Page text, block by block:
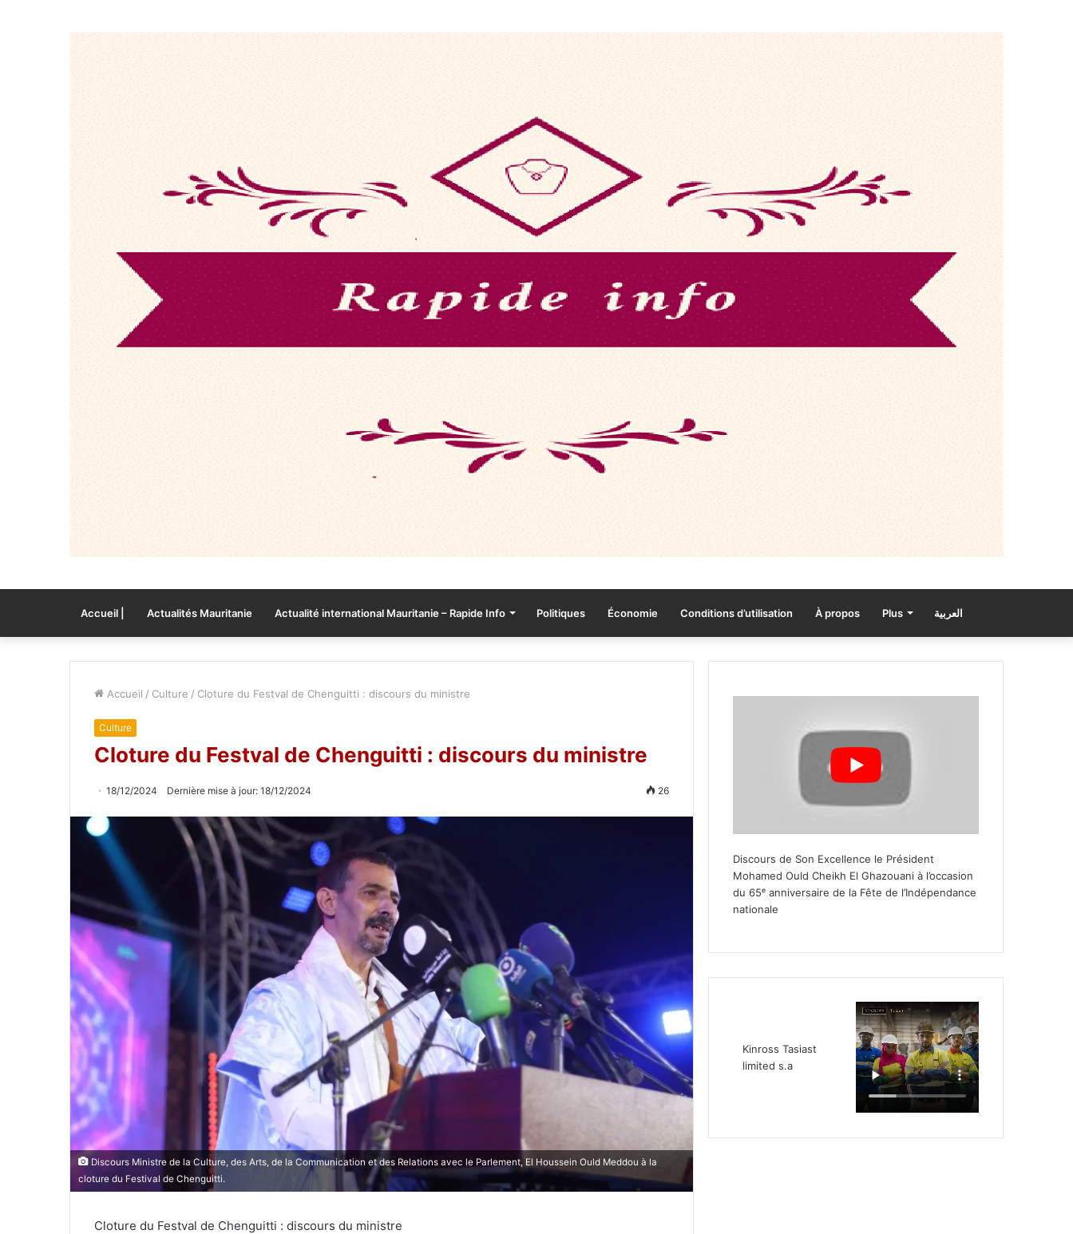
Accueil | Actualités Mauritanie Actualité international Mauritanie – Rapide Info Politiques Économie Conditions d’utilisation À propos Plus العربية
Accueil / Culture / Cloture du Festval de Chenguitti : discours du ministre
Culture
Cloture du Festval de Chenguitti : discours du ministre
18/12/2024 Dernière mise à jour: 18/12/2024 26
Discours Ministre de la Culture, des Arts, de la Communication et des Relations avec le Parlement, El Houssein Ould Meddou à la
cloture du Festival de Chenguitti.
Cloture du Festval de Chenguitti : discours du ministre
Discours de Son Excellence le Président
Mohamed Ould Cheikh El Ghazouani à l’occasion
du 65ᵉ anniversaire de la Fête de l’Indépendance
nationale
Kinross Tasiast
limited s.a